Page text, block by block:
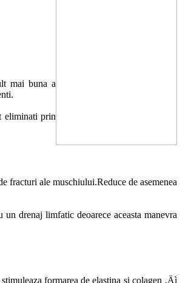
mai buna a
eliminati prin
fracturi ale muschiului.Reduce de asemenea
drenaj limfatic deoarece aceasta manevra
formarea de elastina si colagen ‚Äì